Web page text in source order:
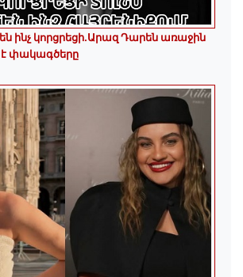
ինչ կորցրեցի.Արազ Դարեն առաջին
փակագծերը